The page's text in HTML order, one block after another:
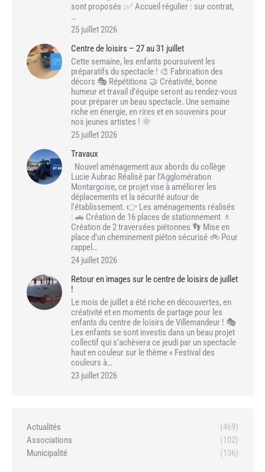
sont proposés :✅ Accueil régulier : sur contrat,
…
25 juillet 2026
Centre de loisirs – 27 au 31 juillet
Cette semaine, les enfants poursuivent les
préparatifs du spectacle ! 🎨 Fabrication des
décors 🎭 Répétitions 🤝 Créativité, bonne
humeur et travail d’équipe seront au rendez-vous
pour préparer un beau spectacle. Une semaine
riche en énergie, en rires et en souvenirs pour
nos jeunes artistes ! 🌞
25 juillet 2026
Travaux
Nouvel aménagement aux abords du collège
Lucie Aubrac Réalisé par l’Agglomération
Montargoise, ce projet vise à améliorer les
déplacements et la sécurité autour de
l’établissement. 👉 Les aménagements réalisés
: 🚗 Création de 16 places de stationnement 🚶
Création de 2 traversées piétonnes 👣 Mise en
place d’un cheminement piéton sécurisé 🚲 Pour
rappel…
24 juillet 2026
Retour en images sur le centre de loisirs de juillet
!
Le mois de juillet a été riche en découvertes, en
créativité et en moments de partage pour les
enfants du centre de loisirs de Villemandeur ! 🎭
Les enfants se sont investis dans un beau projet
collectif qui s’achèvera ce jeudi par un spectacle
haut en couleur sur le thème « Festival des
couleurs à…
23 juillet 2026
Actualités
(469)
Associations
(102)
Municipalité
(136)